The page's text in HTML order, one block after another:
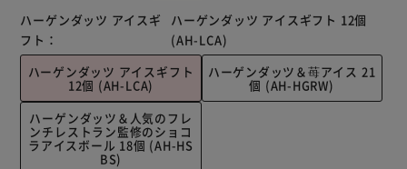
ハーゲンダッツ アイスギ
フト：
ハーゲンダッツ アイスギフト 12個
(AH-LCA)
ハーゲンダッツ アイスギフト
12個 (AH-LCA)
ハーゲンダッツ＆苺アイス 21
個 (AH-HGRW)
ハーゲンダッツ＆人気のフレ
ンチレストラン監修のショコ
ラアイスボール 18個 (AH-HS
BS)